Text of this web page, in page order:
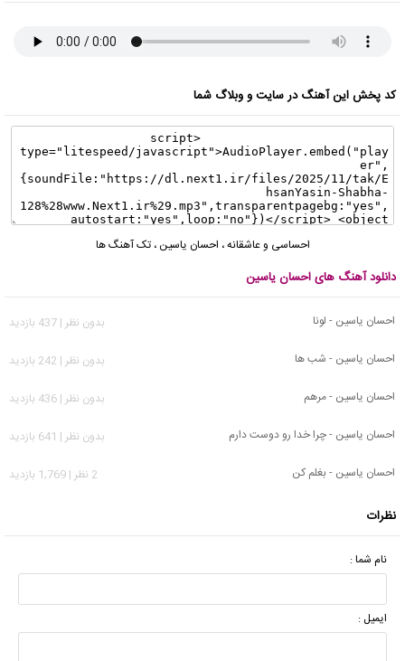
کد پخش این آهنگ در سایت و وبلاگ شما
احساسی و عاشقانه، احسان یاسین ،تک آهنگ ها
دانلود آهنگ های احسان یاسین
احسان یاسین - لونا
بدون نظر | 437 بازدید
احسان یاسین - شب ها
بدون نظر | 242 بازدید
احسان یاسین - مرهم
بدون نظر | 436 بازدید
احسان یاسین - چرا خدا رو دوست دارم
بدون نظر | 641 بازدید
احسان یاسین - بغلم کن
2 نظر | 1,769 بازدید
نظرات
نام شما :
ایمیل :